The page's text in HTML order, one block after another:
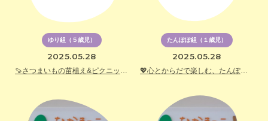
ゆり組（５歳児）
2025.05.28
🍠さつまいもの苗植え&ピクニック弁当🍱
たんぽぽ組（１歳児）
2025.05.28
💖心とからだで楽しむ、たんぽぽ組の夏じたく